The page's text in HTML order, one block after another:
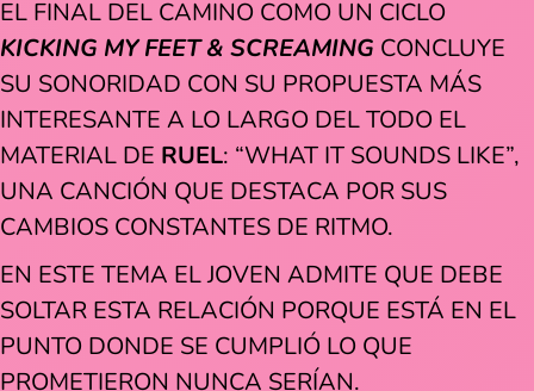
EL FINAL DEL CAMINO COMO UN CICLO
KICKING MY FEET & SCREAMING CONCLUYE
SU SONORIDAD CON SU PROPUESTA MÁS
INTERESANTE A LO LARGO DEL TODO EL
MATERIAL DE RUEL: “WHAT IT SOUNDS LIKE”,
UNA CANCIÓN QUE DESTACA POR SUS
CAMBIOS CONSTANTES DE RITMO.
EN ESTE TEMA EL JOVEN ADMITE QUE DEBE
SOLTAR ESTA RELACIÓN PORQUE ESTÁ EN EL
PUNTO DONDE SE CUMPLIÓ LO QUE
PROMETIERON NUNCA SERÍAN.